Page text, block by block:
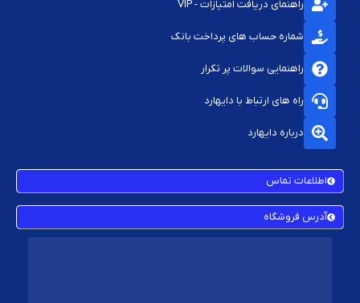
راهنمای دریافت امتیازات - VIP
شماره حساب های پرداخت بانک
راهنمایی سوالات پر تکرار
راه های ارتباط با دایهارد
درباره دایهارد
اطلاعات تماس
آدرس فروشگاه